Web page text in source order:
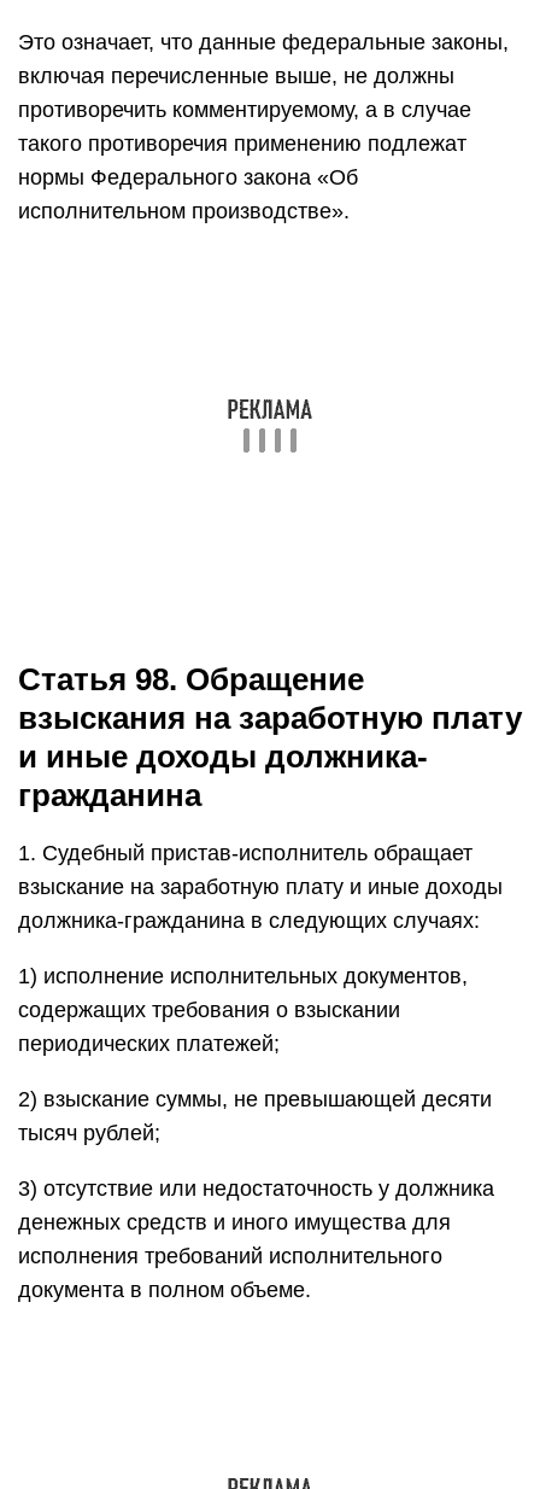
Это означает, что данные федеральные законы,
включая перечисленные выше, не должны
противоречить комментируемому, а в случае
такого противоречия применению подлежат
нормы Федерального закона «Об
исполнительном производстве».
Статья 98. Обращение
взыскания на заработную плату
и иные доходы должника-
гражданина
1. Судебный пристав-исполнитель обращает
взыскание на заработную плату и иные доходы
должника-гражданина в следующих случаях:
1) исполнение исполнительных документов,
содержащих требования о взыскании
периодических платежей;
2) взыскание суммы, не превышающей десяти
тысяч рублей;
3) отсутствие или недостаточность у должника
денежных средств и иного имущества для
исполнения требований исполнительного
документа в полном объеме.